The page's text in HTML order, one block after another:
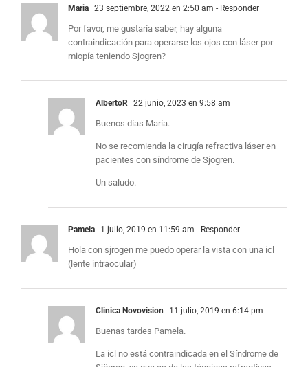
Maria 23 septiembre, 2022 en 2:50 am - Responder
Por favor, me gustaría saber, hay alguna
contraindicación para operarse los ojos con láser por
miopía teniendo Sjogren?
AlbertoR 22 junio, 2023 en 9:58 am
Buenos días María.
No se recomienda la cirugía refractiva láser en
pacientes con síndrome de Sjogren.
Un saludo.
Pamela 1 julio, 2019 en 11:59 am - Responder
Hola con sjrogen me puedo operar la vista con una icl
(lente intraocular)
Clinica Novovision 11 julio, 2019 en 6:14 pm
Buenas tardes Pamela.
La icl no está contraindicada en el Síndrome de